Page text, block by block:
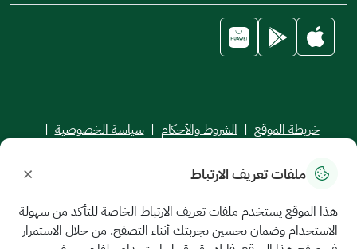
خريطة الموقع | الشروط والأحكام | سياسة الخصوصية |
جميع الحقوق محفوظة للجامعة السعودية الإلكترونية © 2026
ملفات تعريف الارتباط ×
هذا الموقع يستخدم ملفات تعريف الارتباط الخاصة للتأكد من سهولة
الاستخدام وضمان تحسين تجربتك أثناء التصفح. من خلال الاستمرار